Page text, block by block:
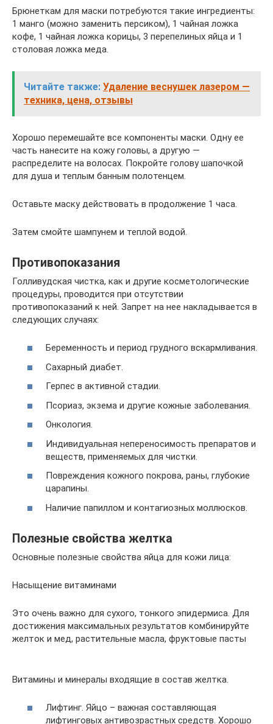
Брюнеткам для маски потребуются такие ингредиенты:
1 манго (можно заменить персиком), 1 чайная ложка
кофе, 1 чайная ложка корицы, 3 перепелиных яйца и 1
столовая ложка меда.
Читайте также: Удаление веснушек лазером —
техника, цена, отзывы
Хорошо перемешайте все компоненты маски. Одну ее
часть нанесите на кожу головы, а другую —
распределите на волосах. Покройте голову шапочкой
для душа и теплым банным полотенцем.
Оставьте маску действовать в продолжение 1 часа.
Затем смойте шампунем и теплой водой.
Противопоказания
Голливудская чистка, как и другие косметологические
процедуры, проводится при отсутствии
противопоказаний к ней. Запрет на нее накладывается в
следующих случаях:
Беременность и период грудного вскармливания.
Сахарный диабет.
Герпес в активной стадии.
Псориаз, экзема и другие кожные заболевания.
Онкология.
Индивидуальная непереносимость препаратов и
веществ, применяемых для чистки.
Повреждения кожного покрова, раны, глубокие
царапины.
Наличие папиллом и контагиозных моллюсков.
Полезные свойства желтка
Основные полезные свойства яйца для кожи лица:
Насыщение витаминами
Это очень важно для сухого, тонкого эпидермиса. Для
достижения максимальных результатов комбинируйте
желток и мед, растительные масла, фруктовые пасты
Витамины и минералы входящие в состав желтка.
Лифтинг. Яйцо – важная составляющая
лифтинговых антивозрастных средств. Хорошо